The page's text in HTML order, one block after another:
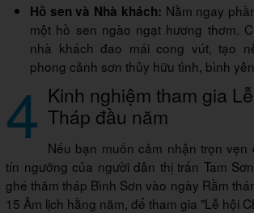
Hồ sen và Nhà khách: Nằm ngay
một hồ sen ngào ngạt hương thơm.
nhà khách đao mái cong vút, tạo
phong cảnh sơn thủy hữu tình, bình
4 Kinh nghiệm tham gia
Tháp đầu năm
Nếu bạn muốn cảm nhận trọn vẹn
tín ngưỡng của người dân thị trấn Tam
ghé thăm tháp Bình Sơn vào ngày Rằm
15 Âm lịch hằng năm, để tham gia "Lễ hội